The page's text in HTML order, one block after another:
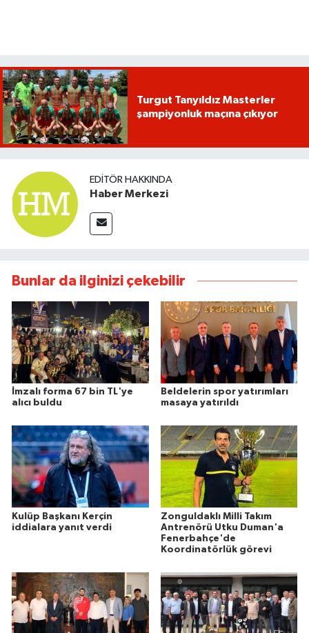
Turgut Tanyıldız Masterler
şampiyonluk maçına çıkıyor
EDITÖR HAKKINDA
Haber Merkezi
Bunlar da ilginizi çekebilir
İmzalı forma 67 bin TL'ye
alıcı buldu
Beldelerin spor yatırımları
masaya yatırıldı
Kulüp Başkanı Kerçin
iddialara yanıt verdi
Zonguldaklı Milli Takım
Antrenörü Utku Duman'a
Fenerbahçe'de
Koordinatörlük görevi